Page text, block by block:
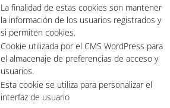
La finalidad de estas cookies son mantener
la información de los usuarios registrados y
si permiten cookies.
Cookie utilizada por el CMS WordPress para
el almacenaje de preferencias de acceso y
usuarios.
Esta cookie se utiliza para personalizar el
interfaz de usuario